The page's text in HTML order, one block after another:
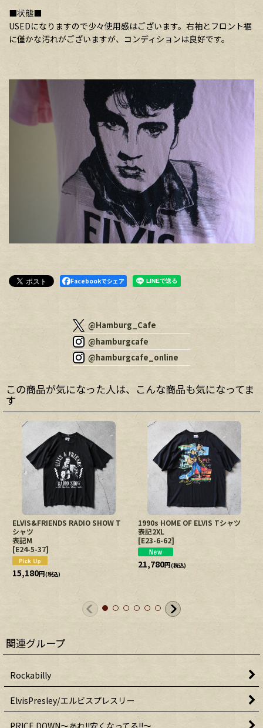
■状態■
USEDになりますので少々使用感はございます。右袖とフロント裾
に僅かな汚れがございますが、コンディションは良好です。
Facebookでシェア
@Hamburg_Cafe
@hamburgcafe
@hamburgcafe_online
この商品が気になった人は、こんな商品も気になってま
す
ELVIS&FRIENDS RADIO SHOW T
シャツ
表記M
[E24-5-37]
15,180円(税込)
1990s HOME OF ELVIS Tシャツ
表記2XL
[E23-6-62]
21,780円(税込)
関連グループ
Rockabilly
ElvisPresley/エルビスプレスリー
PRICE DOWN〜あれ!!安くなってる!!〜